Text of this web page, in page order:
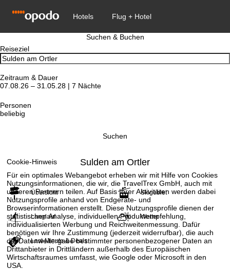
Cookie-Hinweis
Für ein optimales Webangebot erheben wir mit Hilfe von Cookies
Nutzungsinformationen, die wir, die TravelTrex GmbH, auch mit
unseren Partnern teilen. Auf Basis Ihrer Aktivitäten werden dabei
Nutzungsprofile anhand von Endgeräte- und
Browserinformationen erstellt. Diese Nutzungsprofile dienen der
statistischen Analyse, individuellen Produktempfehlung,
individualisierten Werbung und Reichweitenmessung. Dafür
benötigen wir Ihre Zustimmung (jederzeit widerrufbar), die auch
die Datenweitergabe bestimmter personenbezogener Daten an
Drittanbieter in Drittländern außerhalb des Europäischen
Wirtschaftsraumes umfasst, wie Google oder Microsoft in den
USA.
Suchen & Buchen
Reiseziel
Zeitraum & Dauer
07.08.26 – 31.05.28 | 7 Nächte
Personen
beliebig
Suchen
Sulden am Ortler
Übersicht Skigebiet
Langlauf Wetter
Last-Minute & Deals